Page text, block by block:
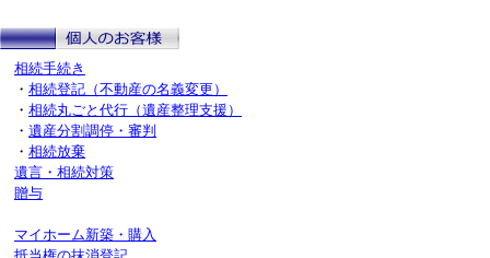
相続手続き
・ 相続登記（不動産の名義変更）
・ 相続丸ごと代行（遺産整理支援）
・ 遺産分割調停・審判
・ 相続放棄
遺言・相続対策
贈与
マイホーム新築・購入